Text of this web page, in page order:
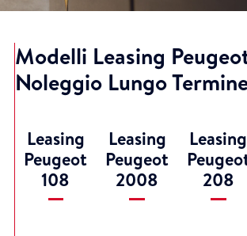
Modelli Leasing
Noleggio Lungo
Leasing
Peugeot
108
Leasing
Peugeot
2008
Leasing
208